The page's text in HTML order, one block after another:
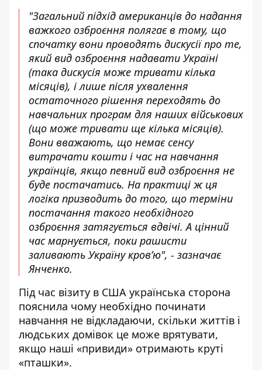
"Загальний підхід американців до надання
важкого озброєння полягає в тому, що
спочатку вони проводять дискусії про те,
який вид озброєння надавати Україні
(така дискусія може тривати кілька
місяців), і лише після ухвалення
остаточного рішення переходять до
навчальних програм для наших військових
(що може тривати ще кілька місяців).
Вони вважають, що немає сенсу
витрачати кошти і час на навчання
українців, якщо певний вид озброєння не
буде постачатись. На практиці ж ця
логіка призводить до того, що терміни
постачання такого необхідного
озброєння затягується вдвічі. А цінний
час марнується, поки рашисти
заливають Україну кров’ю", - зазначає
Янченко.
Під час візиту в США українська сторона
пояснила чому необхідно починати
навчання не відкладаючи, скільки життів і
людських домівок це може врятувати,
якщо наші «привиди» отримають круті
«пташки».